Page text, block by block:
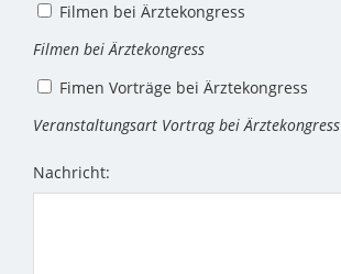
Filmen bei Ärztekongress
Filmen bei Ärztekongress
Fimen Vorträge bei Ärztekongress
Veranstaltungsart Vortrag bei Ärztekongress
Nachricht: